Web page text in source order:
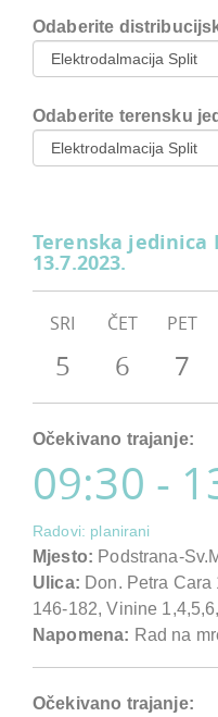
Odaberite
Odaberite terensku
Terenska
13.7.2023.
SRI
5
ČET
6
PET
7
Očekivano trajanje:
09:30 -
Radovi: planirani
Mjesto: Podstrana-
Ulica: Don. Petra Cara
146-182, Vinine
Napomena: Rad na
Očekivano trajanje: